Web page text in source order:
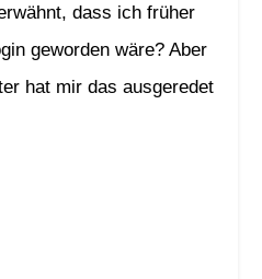
dass ich früher
geworden wäre? Aber
hat mir das ausgeredet